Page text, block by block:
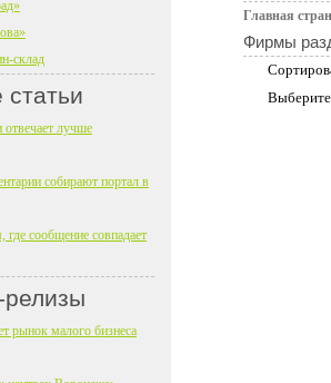
Главная
Фирмы
склад
отвечает лучше
собирают портал в
где сообщение совпадает
рынок малого бизнеса